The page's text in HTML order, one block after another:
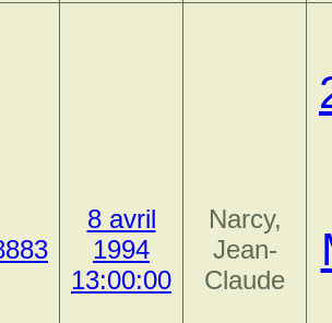
8 avril
1994
13:00:00
Narcy,
Jean-
Claude